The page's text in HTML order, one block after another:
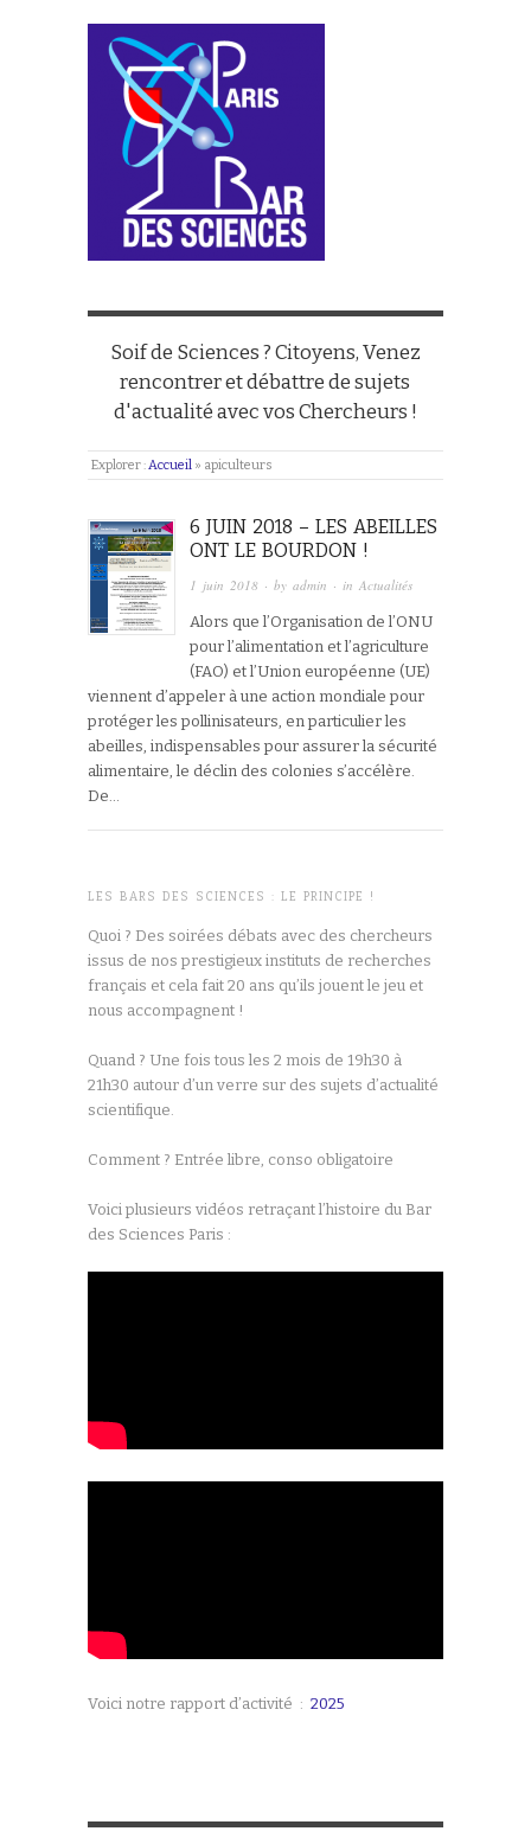
Soif de Sciences ? Citoyens, Venez
rencontrer et débattre de sujets
d'actualité avec vos Chercheurs !
Explorer :Accueil » apiculteurs
6 JUIN 2018 – LES ABEILLES
ONT LE BOURDON !
1 juin 2018 · byadmin · inActualités
Alors que l’Organisation de l’ONU
pour l’alimentation et l’agriculture
(FAO) et l’Union européenne (UE)
viennent d’appeler à une action mondiale pour
protéger les pollinisateurs, en particulier les
abeilles, indispensables pour assurer la sécurité
alimentaire, le déclin des colonies s’accélère.
De…
LES BARS DES SCIENCES : LE PRINCIPE !
Quoi ? Des soirées débats avec des chercheurs
issus de nos prestigieux instituts de recherches
français et cela fait 20 ans qu’ils jouent le jeu et
nous accompagnent !
Quand ? Une fois tous les 2 mois de 19h30 à
21h30 autour d’un verre sur des sujets d’actualité
scientifique.
Comment ? Entrée libre, conso obligatoire
Voici plusieurs vidéos retraçant l’histoire du Bar
des Sciences Paris :
Voici notre rapport d’activité : 2025